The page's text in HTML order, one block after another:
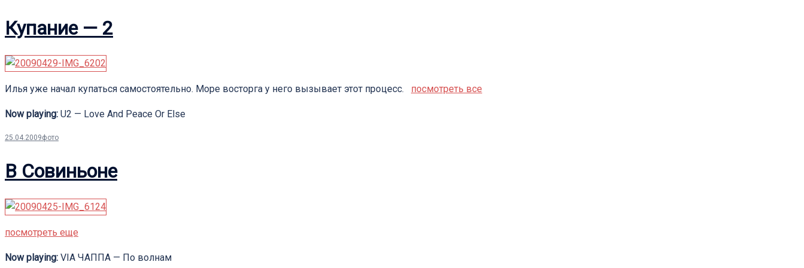
Купание — 2
Илья уже начал купаться самостоятельно. Море восторга у него вызывает этот процесс. посмотреть все
Now playing: U2 — Love And Peace Or Else
25.04.2009фото
В Совиньоне
посмотреть еще
Now playing: VIA ЧАППА — По волнам